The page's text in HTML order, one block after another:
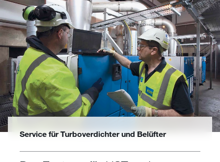
Service für Turboverdichter und Belüfter